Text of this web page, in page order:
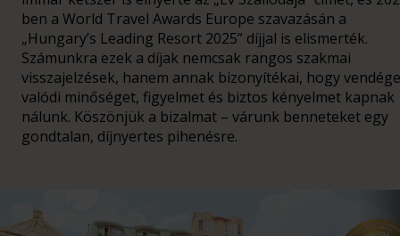
ben a World Travel Awards Europe szavazásán a
„Hungary’s Leading Resort 2025” díjjal is elismerték.
Számunkra ezek a díjak nemcsak rangos szakmai
visszajelzések, hanem annak bizonyítékai, hogy
valódi minőséget, figyelmet és biztos kényelmet kapnak
nálunk. Köszönjük a bizalmat – várunk benneteket egy
gondtalan, díjnyertes pihenésre.